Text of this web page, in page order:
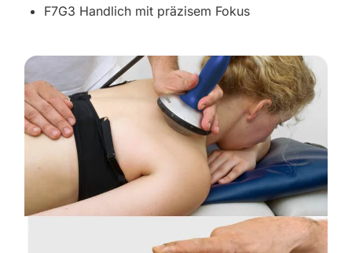
F7G3 Handlich mit präzisem Fokus